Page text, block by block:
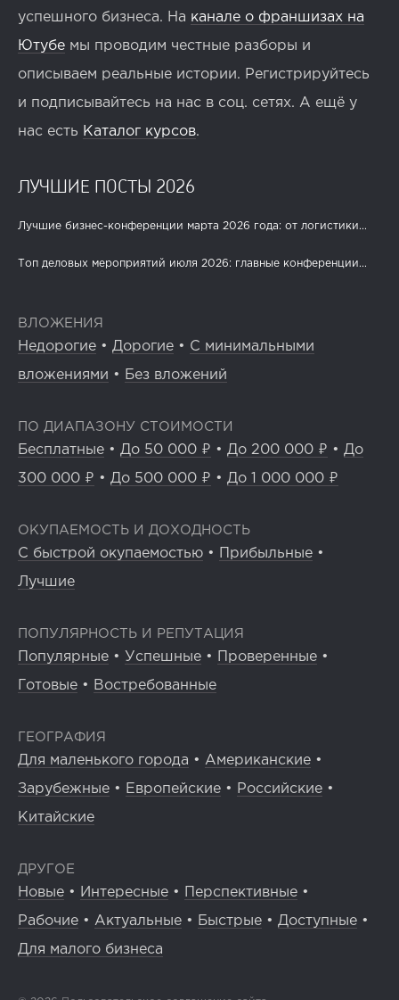
успешного бизнеса. На канале о франшизах на
Ютубе мы проводим честные разборы и
описываем реальные истории. Регистрируйтесь
и подписывайтесь на нас в соц. сетях. А ещё у
нас есть Каталог курсов.
ЛУЧШИЕ ПОСТЫ 2026
Лучшие бизнес-конференции марта 2026 года: от логистики...
Топ деловых мероприятий июля 2026: главные конференции...
ВЛОЖЕНИЯ
Недорогие • Дорогие • С минимальными
вложениями • Без вложений
ПО ДИАПАЗОНУ СТОИМОСТИ
Бесплатные • До 50 000 ₽ • До 200 000 ₽ • До
300 000 ₽ • До 500 000 ₽ • До 1 000 000 ₽
ОКУПАЕМОСТЬ И ДОХОДНОСТЬ
С быстрой окупаемостью • Прибыльные •
Лучшие
ПОПУЛЯРНОСТЬ И РЕПУТАЦИЯ
Популярные • Успешные • Проверенные •
Готовые • Востребованные
ГЕОГРАФИЯ
Для маленького города • Американские •
Зарубежные • Европейские • Российские •
Китайские
ДРУГОЕ
Новые • Интересные • Перспективные •
Рабочие • Актуальные • Быстрые • Доступные •
Для малого бизнеса